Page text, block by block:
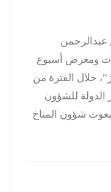
عبدالرحمن
ومعرض أسبوع
كنز”، خلال الفترة من
الدولة للشؤون
شؤون المناخ